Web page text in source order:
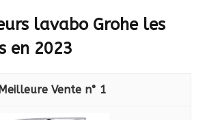
lavabo Grohe les
en 2023
1